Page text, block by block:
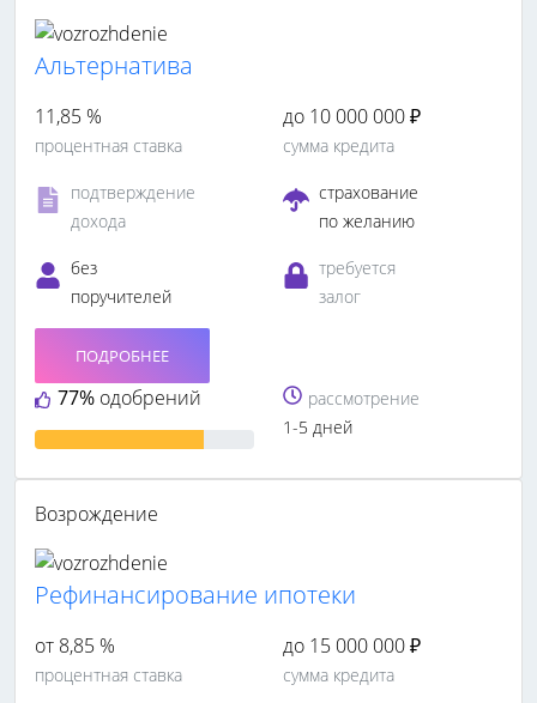
Альтернатива
11,85 %
процентная ставка
до 10 000 000 ₽
сумма кредита
подтверждение
дохода
страхование
по желанию
без
поручителей
требуется
залог
77% одобрений
ПОДРОБНЕЕ
рассмотрение
1-5 дней
Возрождение
Рефинансирование ипотеки
от 8,85 %
процентная ставка
до 15 000 000 ₽
сумма кредита